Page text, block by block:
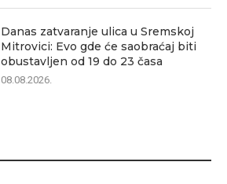
Danas zatvaranje ulica u Sremskoj
Mitrovici: Evo gde će saobraćaj biti
obustavljen od 19 do 23 časa
08.08.2026.